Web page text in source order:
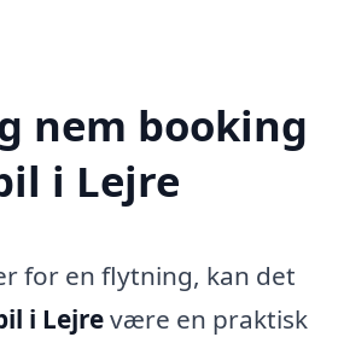
nem booking
i Lejre
for en flytning, kan det
i Lejrevære en praktisk